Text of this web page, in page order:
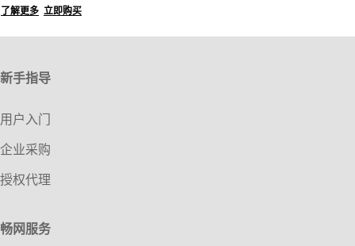
了解更多 立即购买
新手指导
用户入门
企业采购
授权代理
畅网服务